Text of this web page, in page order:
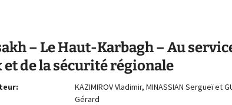
– Le Haut-Karbagh – Au
et de la sécurité régionale
KAZIMIROV Vladimir, MINASSIAN Sergueï et
Gérard